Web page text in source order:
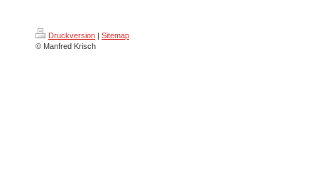
Druckversion | Sitemap
© Manfred Krisch